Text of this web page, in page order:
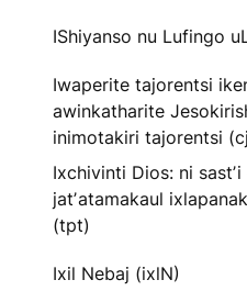
IShiyanso nu Lufingo
Iwaperite tajorentsi
awinkatharite
inimotakiri tajorentsi
Ixchivinti Dios: ni
jatʼatamakaul
(tpt)
Ixil Nebaj (ixlN)